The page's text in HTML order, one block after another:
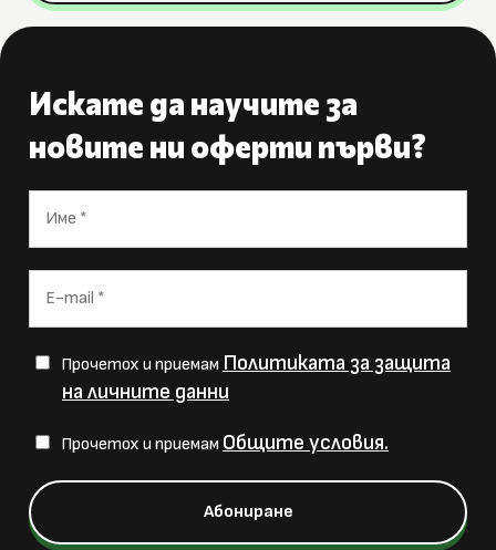
Искате да научите за
новите ни оферти първи?
Прочетох и приемам Политиката за защита
на личните данни
Прочетох и приемам Общите условия.